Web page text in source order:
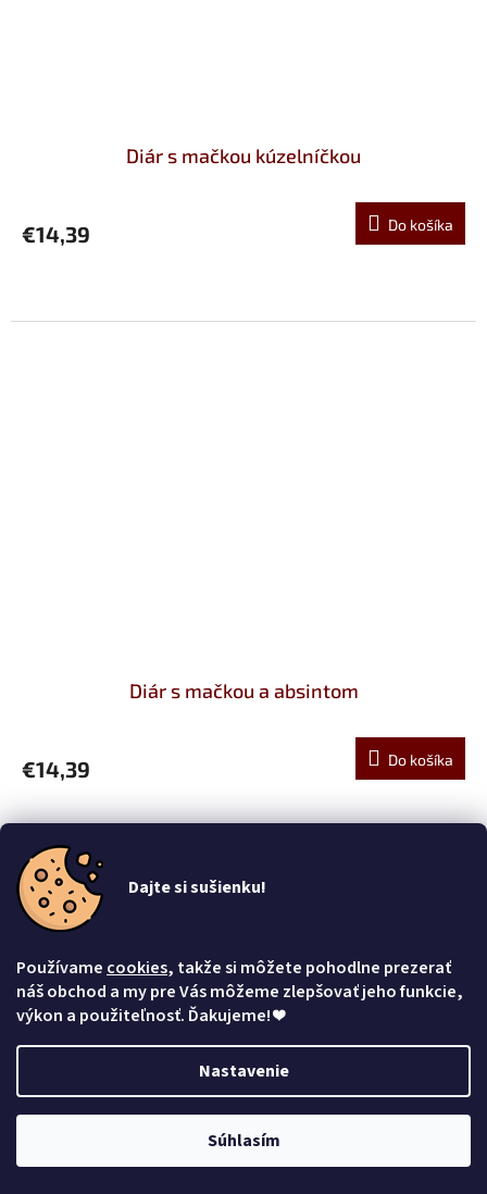
Dajte si sušienku!
Používame cookies, takže si môžete pohodlne prezerať
náš obchod a my pre Vás môžeme zlepšovať jeho funkcie,
výkon a použiteľnosť. Ďakujeme!❤
Nastavenie
Súhlasím
Diár s mačkou kúzelníčkou
€14,39 Do košíka
Diár s mačkou a absintom
€14,39 Do košíka